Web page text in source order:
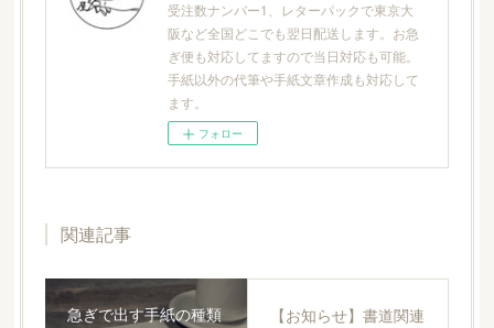
受注数ナンバー1、レターパックで東京大
阪など全国どこでも翌日配送します。お急
ぎ便も対応してますので当日対応も可能。
手紙以外の代筆や手紙文章作成も対応して
ます。
フォロー
関連記事
急ぎで出す手紙の種類
【お知らせ】書道関連